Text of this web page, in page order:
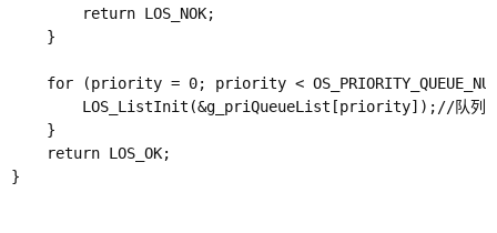
return LOS_NOK;
}
for (priority = 0; priority <
LOS_ListInit(&g_priQueueList[priority]);//队列初始
}
return LOS_OK;
}